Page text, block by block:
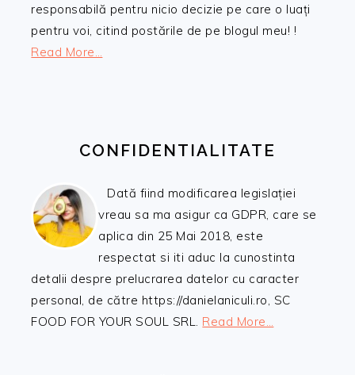
responsabilă pentru nicio decizie pe care o luați
pentru voi, citind postările de pe blogul meu! !
Read More…
CONFIDENTIALITATE
Dată fiind modificarea legislației
vreau sa ma asigur ca GDPR, care se
aplica din 25 Mai 2018, este
respectat si iti aduc la cunostinta
detalii despre prelucrarea datelor cu caracter
personal, de către https://danielaniculi.ro, SC
FOOD FOR YOUR SOUL SRL. Read More…